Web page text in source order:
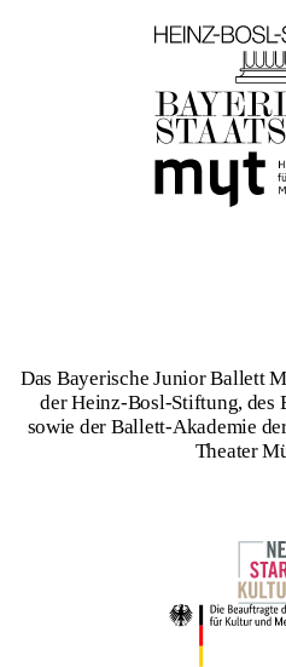
Das Bayerische Junior Ballett
der Heinz-Bosl-Stiftung, des
sowie der Ballett-Akademie
Theater